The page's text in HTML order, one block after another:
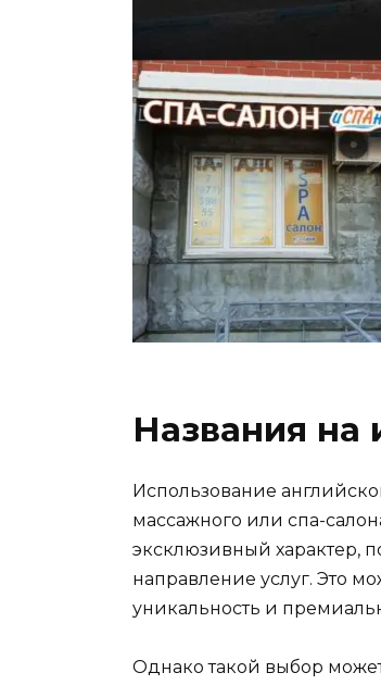
Названия на
Использование
массажного или спа-
эксклюзивный характер,
направление услуг. Это
уникальность и
Однако такой выбор